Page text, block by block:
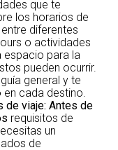
que te
los horarios de
diferentes
o actividades
espacio para la
pueden ocurrir.
general y te
cada destino.
de viaje: Antes de
requisitos de
un
de